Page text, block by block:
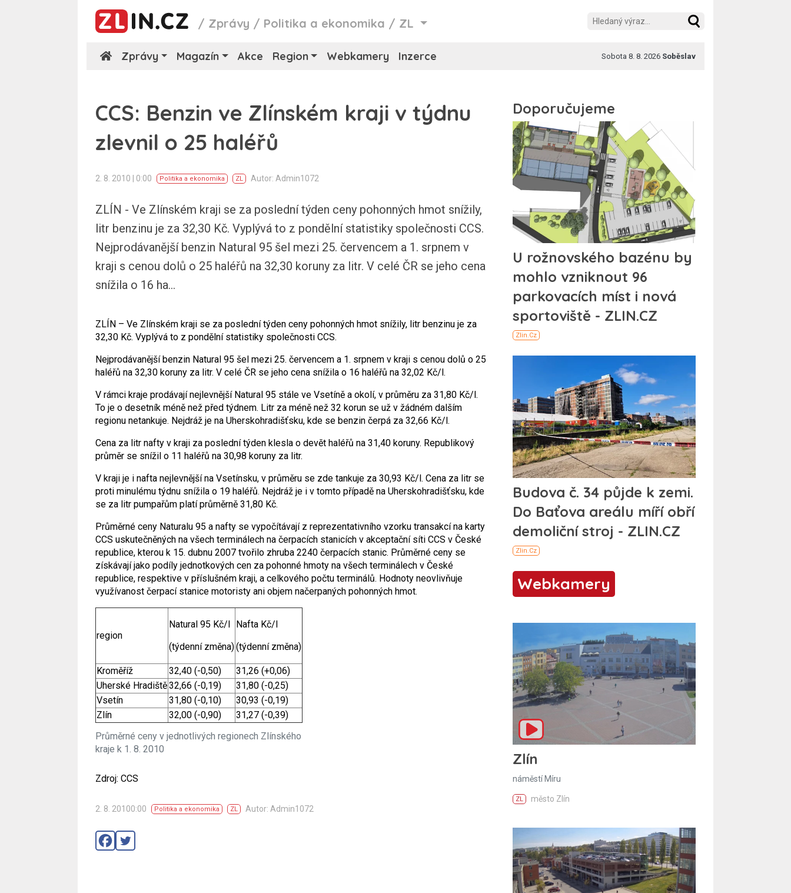
/ Zprávy / Politika a ekonomika / ZL
Zprávy Magazín Akce Region Webkamery Inzerce Sobota 8. 8. 2026 Soběslav
CCS: Benzin ve Zlínském kraji v týdnu
zlevnil o 25 haléřů
2. 8. 2010 | 0:00 Politika a ekonomika ZL Autor: Admin1072
ZLÍN - Ve Zlínském kraji se za poslední týden ceny pohonných hmot snížily,
litr benzinu je za 32,30 Kč. Vyplývá to z pondělní statistiky společnosti CCS.
Nejprodávanější benzin Natural 95 šel mezi 25. červencem a 1. srpnem v
kraji s cenou dolů o 25 haléřů na 32,30 koruny za litr. V celé ČR se jeho cena
snížila o 16 ha...
ZLÍN – Ve Zlínském kraji se za poslední týden ceny pohonných hmot snížily, litr benzinu je za
32,30 Kč. Vyplývá to z pondělní statistiky společnosti CCS.
Nejprodávanější benzin Natural 95 šel mezi 25. červencem a 1. srpnem v kraji s cenou dolů o 25
haléřů na 32,30 koruny za litr. V celé ČR se jeho cena snížila o 16 haléřů na 32,02 Kč/l.
V rámci kraje prodávají nejlevnější Natural 95 stále ve Vsetíně a okolí, v průměru za 31,80 Kč/l.
To je o desetník méně než před týdnem. Litr za méně než 32 korun se už v žádném dalším
regionu netankuje. Nejdráž je na Uherskohradišťsku, kde se benzin čerpá za 32,66 Kč/l.
Cena za litr nafty v kraji za poslední týden klesla o devět haléřů na 31,40 koruny. Republikový
průměr se snížil o 11 haléřů na 30,98 koruny za litr.
V kraji je i nafta nejlevnější na Vsetínsku, v průměru se zde tankuje za 30,93 Kč/l. Cena za litr se
proti minulému týdnu snížila o 19 haléřů. Nejdráž je i v tomto případě na Uherskohradišťsku, kde
se za litr pumpařům platí průměrně 31,80 Kč.
Průměrné ceny Naturalu 95 a nafty se vypočítávají z reprezentativního vzorku transakcí na karty
CCS uskutečněných na všech terminálech na čerpacích stanicích v akceptační síti CCS v České
republice, kterou k 15. dubnu 2007 tvořilo zhruba 2240 čerpacích stanic. Průměrné ceny se
získávají jako podíly jednotkových cen za pohonné hmoty na všech terminálech v České
republice, respektive v příslušném kraji, a celkového počtu terminálů. Hodnoty neovlivňuje
využívanost čerpací stanice motoristy ani objem načerpaných pohonných hmot.
Průměrné ceny v jednotlivých regionech Zlínského
kraje k 1. 8. 2010
region
Natural 95 Kč/l
(týdenní změna)
Nafta Kč/l
(týdenní změna)
Kroměříž 32,40 (-0,50)
31,26 (+0,06)
Uherské Hradiště32,66 (-0,19)
31,80 (-0,25)
Vsetín
31,80 (-0,10)
30,93 (-0,19)
Zlín
32,00 (-0,90) 31,27 (-0,39)
Zdroj: CCS
2. 8. 20100:00 Politika a ekonomika ZL Autor: Admin1072
Webkamery
Zlín
náměstí Míru
ZL město Zlín